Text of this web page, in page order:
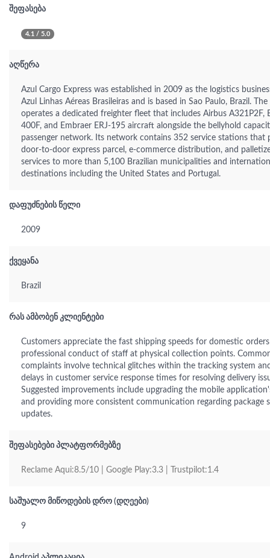
შეფასება
4.1 / 5.0
აღწერა
Azul Cargo Express was established in 2009 as the logistics
Azul Linhas Aéreas Brasileiras and is based in Sao Paulo, Brazil.
operates a dedicated freighter fleet that includes Airbus A321P2F,
400F, and Embraer ERJ-195 aircraft alongside the bellyhold
passenger network. Its network contains 352 service stations that
door-to-door express parcel, e-commerce distribution, and
services to more than 5,100 Brazilian municipalities and
destinations including the United States and Portugal.
დაფუძნების წელი
2009
ქვეყანა
Brazil
რას ამბობენ კლიენტები
Customers appreciate the fast shipping speeds for domestic
professional conduct of staff at physical collection points.
complaints involve technical glitches within the tracking system
delays in customer service response times for resolving delivery
Suggested improvements include upgrading the mobile
and providing more consistent communication regarding package
updates.
შეფასებები პლატფორმებზე
Reclame Aqui:8.5/10 | Google Play:3.3 | Trustpilot:1.4
საშუალო მიწოდების დრო (დღეები)
9